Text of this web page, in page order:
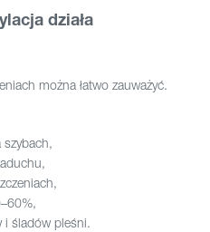
działa
można łatwo zauważyć.
szybach,
i śladów pleśni.